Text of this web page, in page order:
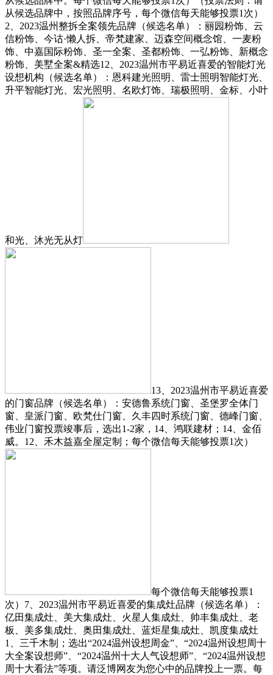
从候选品牌中，按照品牌序号，每个微信每天能够投票1次）
2、2023温州整拆全案领先品牌（候选名单）：丽园粉饰、云
信粉饰、今诂·懒人拆、帝梵建家、迈森空间概念馆、一麦粉
饰、中嘉国际粉饰、圣一全案、圣都粉饰、一弘粉饰、新概念
粉饰、美墅全案&精选12、2023温州市平易近喜爱的智能灯光
设想机构（候选名单）：恩科建光照明、雷士照明智能灯光、
升平智能灯光、宏光照明、名欧灯饰、瑞极照明、金标、小叶
和光、沐光无从灯
13、2023温州市平易近喜爱
的门窗品牌（候选名单）：安德鲁系统门窗、圣堡罗全体门
窗、皇派门窗、欧梵仕门窗、久丰四时系统门窗、德峰门窗、
伟业门窗投票竣事后，选出1-2家，14、鸿联建材；14、金佰
威。12、禾木益嘉全屋定制；每个微信每天能够投票1次）
每个微信每天能够投票1
次）7、2023温州市平易近喜爱的集成灶品牌（候选名单）：
亿田集成灶、美大集成灶、火星人集成灶、帅丰集成灶、老
板、美多集成灶、奥田集成灶、蓝炬星集成灶、凯度集成灶
1、三千木制；选出“2024温州设想周金”、“2024温州设想周十
大全案设想师”、“2024温州十大人气设想师”、“2024温州设想
周十大看法”等项。请泛博网友为您心中的品牌投上一票。每